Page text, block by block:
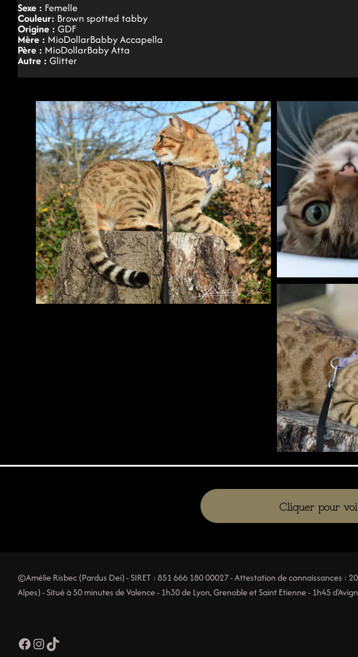
Sexe : Femelle
Couleur: Brown spotted tabby
Origine : GDF
Mère : MioDollarBabby Accapella
Père : MioDollarBaby Atta
Autre : Glitter
Cliquer pour
©Amélie Risbec (Pardus Dei) - SIRET : 851 666 180 00027 - Attestation de connaissances :
Alpes) - Situé à 50 minutes de Valence - 1h30 de Lyon, Grenoble et Saint Etienne - 1h45
Facebook
Instagram
TikTok